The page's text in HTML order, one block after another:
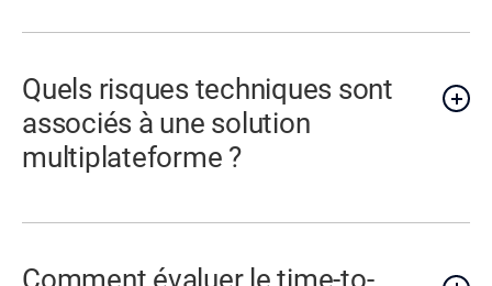
Quels risques techniques sont
associés à une solution
multiplateforme ?
Comment évaluer le time-to-